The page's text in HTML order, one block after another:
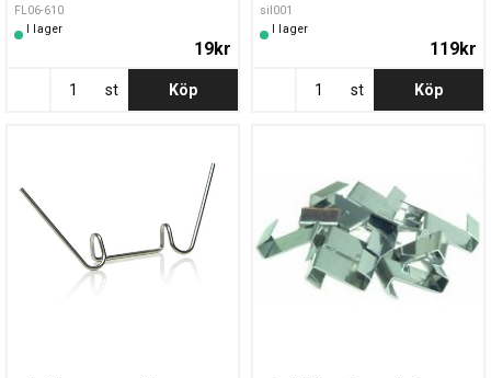
FL06-610
I lager
19kr
st Köp
sil001
I lager
119kr
st Köp